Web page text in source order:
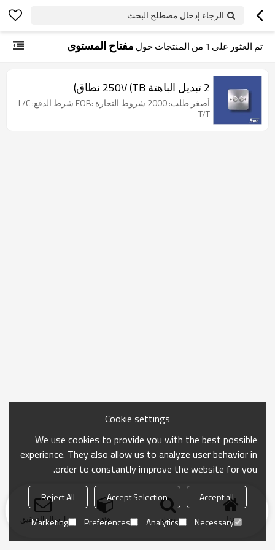
الرجاء إدخال مصطلح البحث
تم العثور على 1 من المنتجات حول مفتاح المستوى
2 تبديل الباهتة 250V (TB نطاق)
أصغر طلب: 2000 شروط التجارة :FOB شرط الدفع: L/C
T/T
منزل بحث فئة ارسال التحقيق
Cookie settings
We use cookies to provide you with the best possible
experience. They also allow us to analyze user behavior in
order to constantly improve the website for you.
Accept all
Accept Selection
Reject All
Necessary
Analytics
Preferences
Marketing